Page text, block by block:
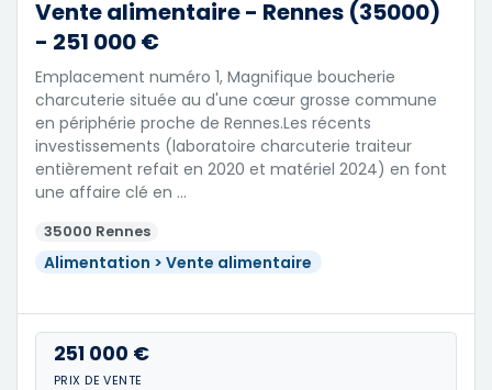
Vente alimentaire - Rennes (35000)
- 251 000 €
Emplacement numéro 1, Magnifique boucherie
charcuterie située au d'une cœur grosse commune
en périphérie proche de Rennes.Les récents
investissements (laboratoire charcuterie traiteur
entièrement refait en 2020 et matériel 2024) en font
une affaire clé en …
35000 Rennes
Alimentation > Vente alimentaire
251 000 €
PRIX DE VENTE